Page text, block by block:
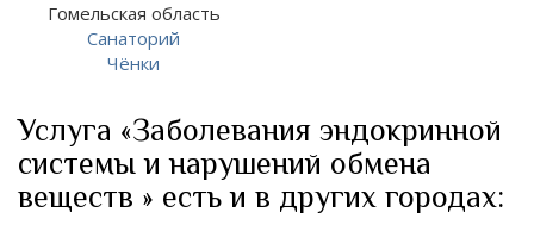
Гомельская область
Санаторий
Чёнки
Услуга «Заболевания эндокринной
системы и нарушений обмена
веществ » есть и в других городах: